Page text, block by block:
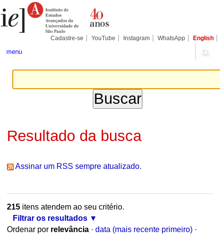
para
conteúdo.
Pessoais
Cadastre-se YouTube Instagram WhatsApp English
menu
Resultado da busca
Assinar um RSS sempre atualizado.
215itens atendem ao seu critério.
Filtrar os resultados
Ordenar por relevância · data (mais recente primeiro) ·